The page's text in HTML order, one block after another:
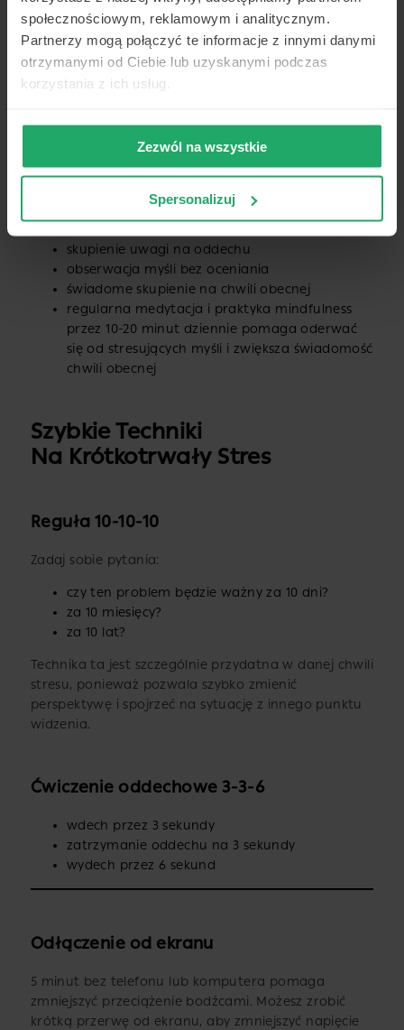
społecznościowym, reklamowym i analitycznym.
Partnerzy mogą połączyć te informacje z innymi danymi
otrzymanymi od Ciebie lub uzyskanymi podczas
korzystania z ich usług.
Zezwól na wszystkie
Spersonalizuj
Rozciąganie karku i barków
powolne krążenia ramion
delikatne rozciąganie szyi
rozciąganie karku i barków jest szczególnie
pomocne po stresujących sytuacjach
Podstawowe ćwiczenia mindfulness
skupienie uwagi na oddechu
obserwacja myśli bez oceniania
świadome skupienie na chwili obecnej
regularna medytacja i praktyka mindfulness
przez 10-20 minut dziennie pomaga oderwać
się od stresujących myśli i zwiększa świadomość
chwili obecnej
Szybkie Techniki
Na Krótkotrwały Stres
Reguła 10-10-10
Zadaj sobie pytania:
czy ten problem będzie ważny za 10 dni?
za 10 miesięcy?
za 10 lat?
Technika ta jest szczególnie przydatna w danej chwili
stresu, ponieważ pozwala szybko zmienić
perspektywę i spojrzeć na sytuację z innego punktu
widzenia.
Ćwiczenie oddechowe 3-3-6
wdech przez 3 sekundy
zatrzymanie oddechu na 3 sekundy
wydech przez 6 sekund
Odłączenie od ekranu
5 minut bez telefonu lub komputera pomaga
zmniejszyć przeciążenie bodźcami. Możesz zrobić
krótką przerwę od ekranu, aby zmniejszyć napięcie